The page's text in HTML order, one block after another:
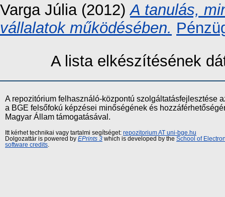
Varga Júlia (2012)A tanulás,
vállalatok működésében.
A lista elkészítésének
A repozitórium felhasználó-központú szolgáltatásfejlesztése
a BGE felsőfokú képzései minőségének és
Magyar Állam támogatásával.
Itt kérhet technikai vagy tartalmi segítséget: repozitorium AT uni-bge.hu
Dolgozattár is powered by EPrints 3 which is developed by the School of
software credits